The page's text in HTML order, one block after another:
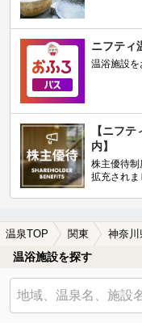
ニフティ
温浴施設
【ニフ
内】
株主優待
拡充されま
温泉TOP 関東 神奈川
温浴施設を探す